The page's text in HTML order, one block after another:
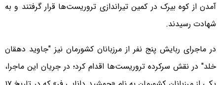
آمدن از کوه بیرک در کمین تیراندازی تروریست‌ها قرار گرفتند و به
شهادت رسیدند.
در ماجرای ربایش پنج نفر از مرزبانان کشورمان نیز "جاوید دهقان
خلد" در نقش سرکرده تروریست‌ها اقدام کرد؛ در جریان این ماجرا،